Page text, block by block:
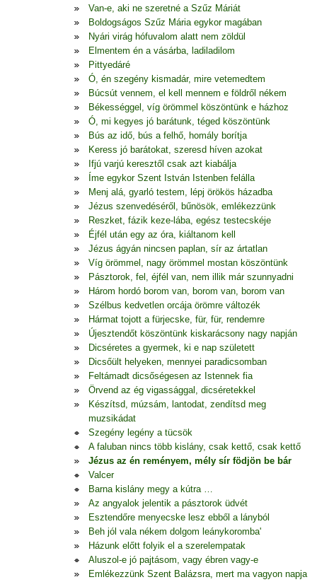
Van-e, aki ne szeretné a Szűz Máriát
Boldogságos Szűz Mária egykor magában
Nyári virág hófuvalom alatt nem zöldül
Elmentem én a vásárba, ladiladilom
Pittyedáré
Ó, én szegény kismadár, mire vetemedtem
Búcsút vennem, el kell mennem e földről nékem
Békességgel, víg örömmel köszöntünk e házhoz
Ó, mi kegyes jó barátunk, téged köszöntünk
Bús az idő, bús a felhő, homály borítja
Keress jó barátokat, szeresd híven azokat
Ifjú varjú keresztől csak azt kiabálja
Íme egykor Szent István Istenben felálla
Menj alá, gyarló testem, lépj örökös házadba
Jézus szenvedéséről, bűnösök, emlékezzünk
Reszket, fázik keze-lába, egész testecskéje
Éjfél után egy az óra, kiáltanom kell
Jézus ágyán nincsen paplan, sír az ártatlan
Víg örömmel, nagy örömmel mostan köszöntünk
Pásztorok, fel, éjfél van, nem illik már szunnyadni
Három hordó borom van, borom van, borom van
Szélbus kedvetlen orcája örömre változék
Hármat tojott a fürjecske, für, für, rendemre
Újesztendőt köszöntünk kiskarácsony nagy napján
Dicséretes a gyermek, ki e nap született
Dicsőült helyeken, mennyei paradicsomban
Feltámadt dicsőségesen az Istennek fia
Örvend az ég vigassággal, dicséretekkel
Készítsd, múzsám, lantodat, zendítsd meg
muzsikádat
Szegény legény a tücsök
A faluban nincs több kislány, csak kettő, csak kettő
Jézus az én reményem, mély sír födjön be bár
Valcer
Barna kislány megy a kútra …
Az angyalok jelentik a pásztorok üdvét
Esztendőre menyecske lesz ebből a lányból
Beh jól vala nékem dolgom leánykoromba'
Házunk előtt folyik el a szerelempatak
Aluszol-e jó pajtásom, vagy ébren vagy-e
Emlékezzünk Szent Balázsra, mert ma vagyon napja